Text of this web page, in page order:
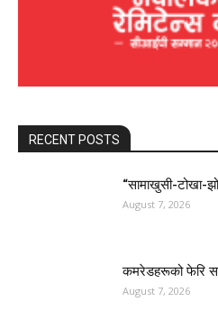
RECENT POSTS
“सामाखुसी-टोखा-
August 7, 2026
कमरेडहरूको फेरि
August 7, 2026